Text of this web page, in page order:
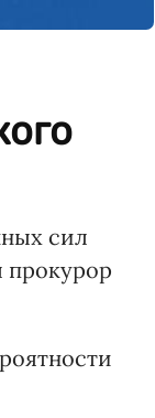
сил
прокурор